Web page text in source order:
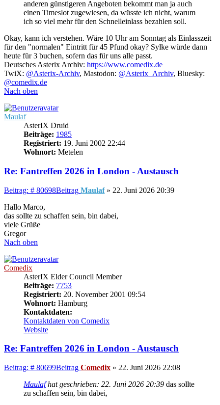
anderen günstigeren Angeboten bekommt man ja auch
einen Timeslot zugewiesen, da wüsste ich nicht, warum
ich so viel mehr für den Schnelleinlass bezahlen soll.
Okay, kann ich verstehen. Wäre 10 Uhr am Sonntag als Einlasszeit
für den "normalen" Eintritt für 45 Pfund okay? Sylke würde dann
heute für 3 buchen, sofern das für uns alle passt.
Deutsches Asterix Archiv: https://www.comedix.de
TwiX: @Asterix-Archiv, Mastodon: @Asterix_Archiv, Bluesky:
@comedix.de
Nach oben
Maulaf
AsterIX Druid
Beiträge: 1985
Registriert: 19. Juni 2002 22:44
Wohnort: Metelen
Re: Fantreffen 2026 in London - Austausch
Beitrag: # 80698Beitrag Maulaf» 22. Juni 2026 20:39
Hallo Marco,
das sollte zu schaffen sein, bin dabei,
viele Grüße
Gregor
Nach oben
Comedix
AsterIX Elder Council Member
Beiträge: 7753
Registriert: 20. November 2001 09:54
Wohnort: Hamburg
Kontaktdaten:
Kontaktdaten von Comedix
Website
Re: Fantreffen 2026 in London - Austausch
Beitrag: # 80699Beitrag Comedix » 22. Juni 2026 22:08
Maulafhat geschrieben: 22. Juni 2026 20:39 das sollte
zu schaffen sein, bin dabei,